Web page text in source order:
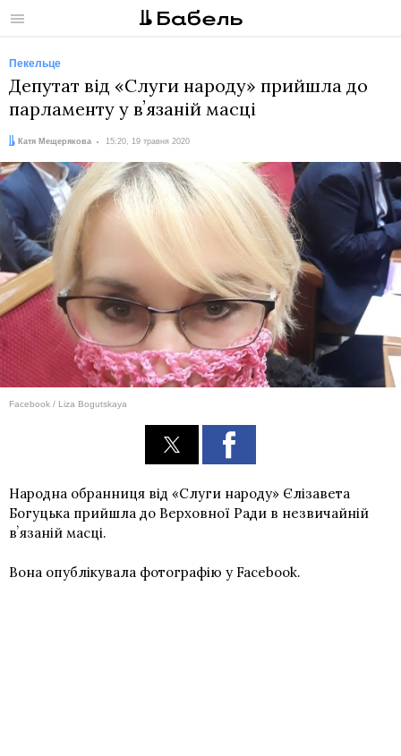
Меню
Пекельце
Депутат від «Слуги народу» прийшла до
парламенту у вʼязаній масці
Автор:
Катя Мещерякова
Дата: 15:20, 19 травня 2020
Facebook / Liza Bogutskaya
Народна обранниця від «Слуги народу» Єлізавета
Богуцька прийшла до Верховної Ради в незвичайній
вʼязаній масці.
Вона опублікувала фотографію у Facebook.